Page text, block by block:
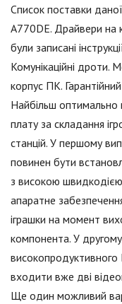
Список поставки
A770DE. Драйвери на
були записані
Комунікаційні дроти.
корпус ПК.
Найбільш оптимально
плату за складання
станцій. У першому
повинен бути
з високою
апаратне
іграшки на момент
компонента. У
входити вже дві
Ще один можливий